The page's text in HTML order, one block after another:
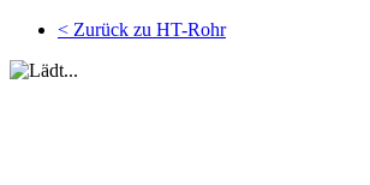
< Zurück zu HT-Rohr